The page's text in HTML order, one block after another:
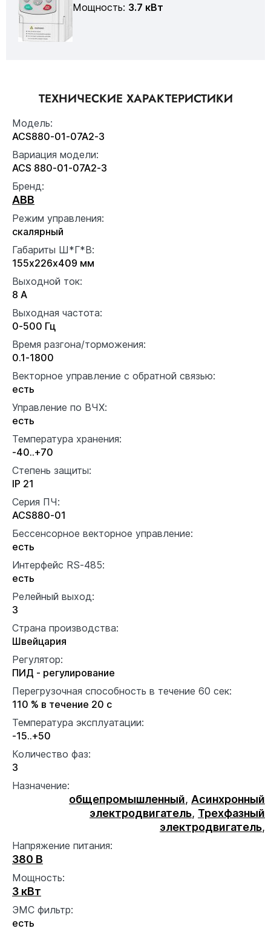
Мощность: 3.7 кВт
ТЕХНИЧЕСКИЕ ХАРАКТЕРИСТИКИ
Модель:
ACS880-01-07A2-3
Вариация модели:
ACS 880-01-07A2-3
Бренд:
ABB
Режим управления:
скалярный
Габариты Ш*Г*В:
155x226x409 мм
Выходной ток:
8 А
Выходная частота:
0-500 Гц
Время разгона/торможения:
0.1-1800
Векторное управление с обратной связью:
есть
Управление по ВЧХ:
есть
Температура хранения:
-40..+70
Степень защиты:
IP 21
Серия ПЧ:
ACS880-01
Бессенсорное векторное управление:
есть
Интерфейс RS-485:
есть
Релейный выход:
3
Страна производства:
Швейцария
Регулятор:
ПИД - регулирование
Перегрузочная способность в течение 60 сек:
110 % в течение 20 с
Температура эксплуатации:
-15..+50
Количество фаз:
3
Назначение:
общепромышленный, Асинхронный
электродвигатель, Трехфазный
электродвигатель,
Напряжение питания:
380 В
Мощность:
3 кВт
ЭМС фильтр:
есть